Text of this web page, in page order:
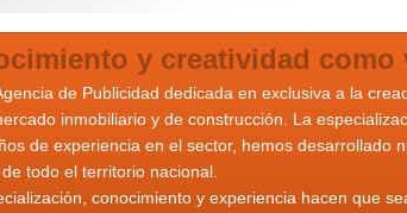
y creatividad como
de Publicidad dedicada en exclusiva a la
inmobiliario y de construcción. La
de experiencia en el sector, hemos desarrollado
todo el territorio nacional.
conocimiento y experiencia hacen que